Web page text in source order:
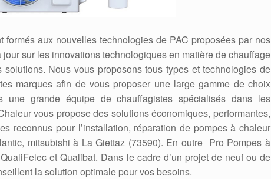
formés aux nouvelles technologies de PAC proposées par nos
sur les innovations technologiques en matière de chauffage
Nous vous proposons tous types et technologies de
marques afin de vous proposer une large gamme de choix
une grande équipe de chauffagistes spécialisés dans les
vous propose des solutions économiques, performantes,
reconnus pour l’installation, réparation de pompes à chaleur
mitsubishi à La Giettaz (73590). En outre Pro Pompes à
et Qualibat. Dans le cadre d’un projet de neuf ou de
la solution optimale pour vos besoins.